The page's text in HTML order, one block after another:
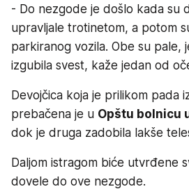
- Do nezgode je došlo kada su
upravljale trotinetom, a potom
parkiranog vozila. Obe su pale,
izgubila svest, kaže jedan od
Devojčica koja je prilikom pada
prebačena je u Opštu bolnicu
dok je druga zadobila lakše
Daljom istragom biće utvrđene
dovele do ove nezgode.